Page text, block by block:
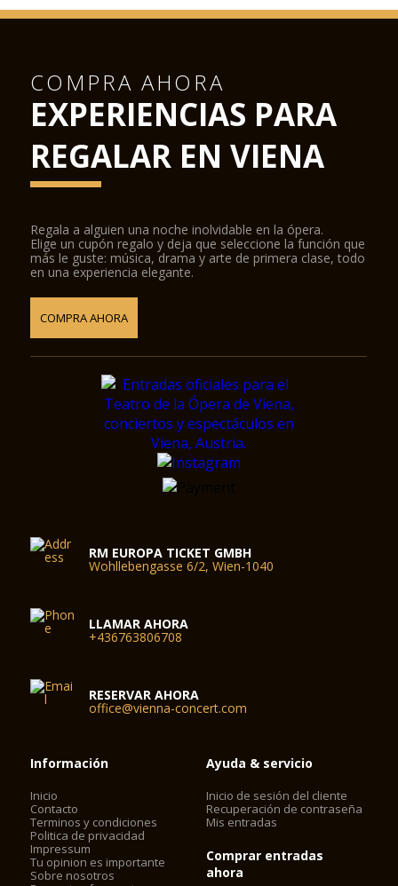
COMPRA AHORA
EXPERIENCIAS PARA
REGALAR EN VIENA
Regala a alguien una noche inolvidable en la ópera.
Elige un cupón regalo y deja que seleccione la función que
más le guste: música, drama y arte de primera clase, todo
en una experiencia elegante.
COMPRA AHORA
RM EUROPA TICKET GMBH
Wohllebengasse 6/2, Wien-1040
LLAMAR AHORA
+436763806708
RESERVAR AHORA
office@vienna-concert.com
Información
Inicio
Contacto
Terminos y condiciones
Politica de privacidad
Impressum
Tu opinion es importante
Sobre nosotros
Ayuda & servicio
Inicio de sesión del cliente
Recuperación de contraseña
Mis entradas
Comprar entradas
ahora